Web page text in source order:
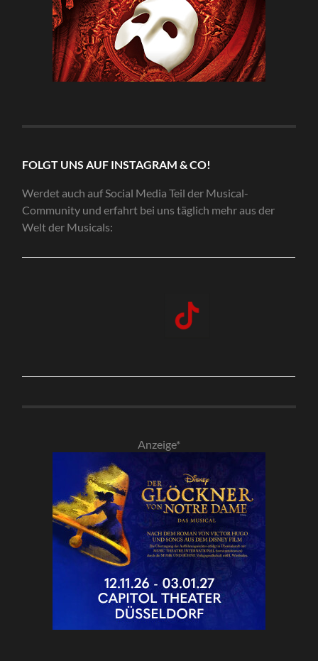
FOLGT UNS AUF INSTAGRAM & CO!
Werdet auch auf Social Media Teil der Musical-
Community und erfahrt bei uns täglich mehr aus der
Welt der Musicals:
Anzeige*